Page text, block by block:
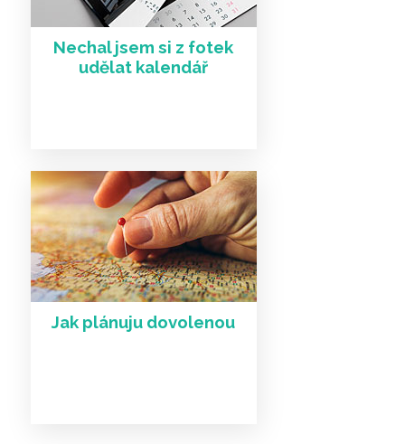
Nechal jsem si z fotek
udělat kalendář
Jak plánuju dovolenou